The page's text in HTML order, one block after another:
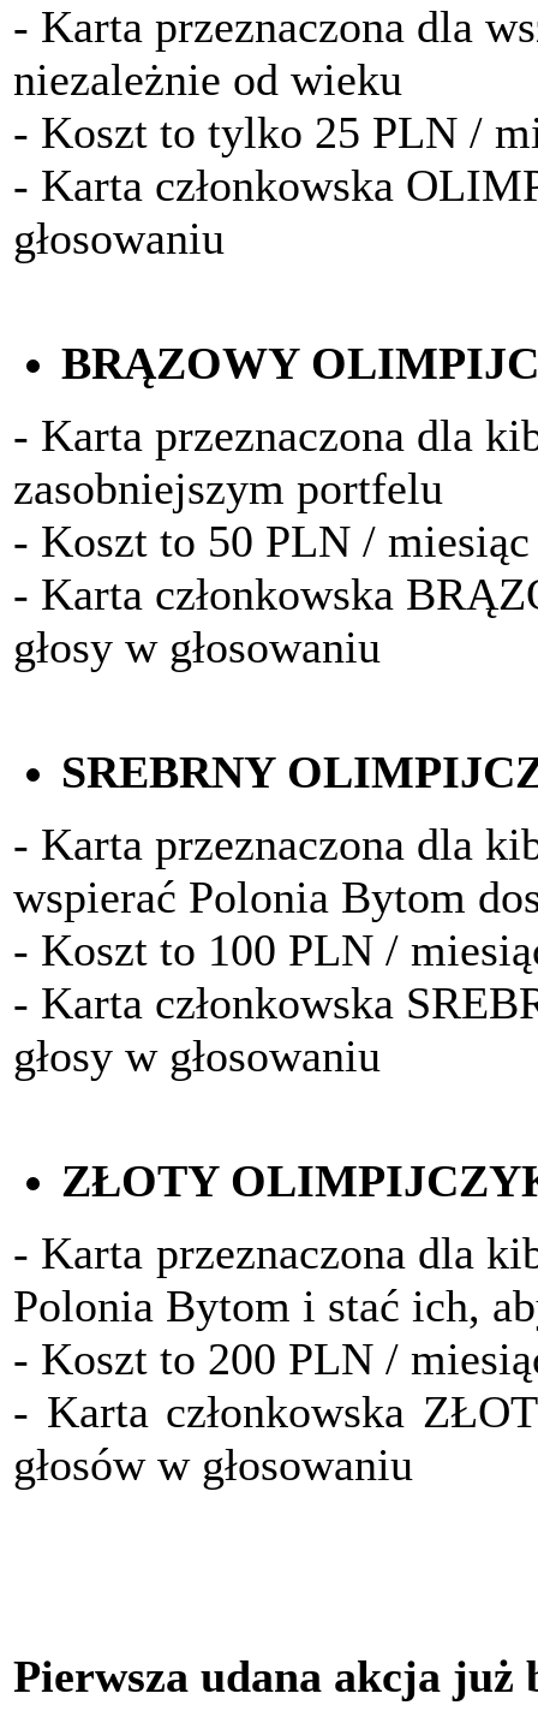
- Karta przeznaczona dla
niezależnie od wieku
- Koszt to tylko 25 PLN /
- Karta członkowska
głosowaniu
BRĄZOWY
- Karta przeznaczona dla
zasobniejszym portfelu
- Koszt to 50 PLN / miesiąc
- Karta członkowska
głosy w głosowaniu
SREBRNY
- Karta przeznaczona dla
wspierać Polonia Bytom
- Koszt to 100 PLN /
- Karta członkowska
głosy w głosowaniu
ZŁOTY
- Karta przeznaczona dla
Polonia Bytom i stać ich,
- Koszt to 200 PLN /
- Karta członkowska
głosów w głosowaniu
Pierwsza udana akcja już